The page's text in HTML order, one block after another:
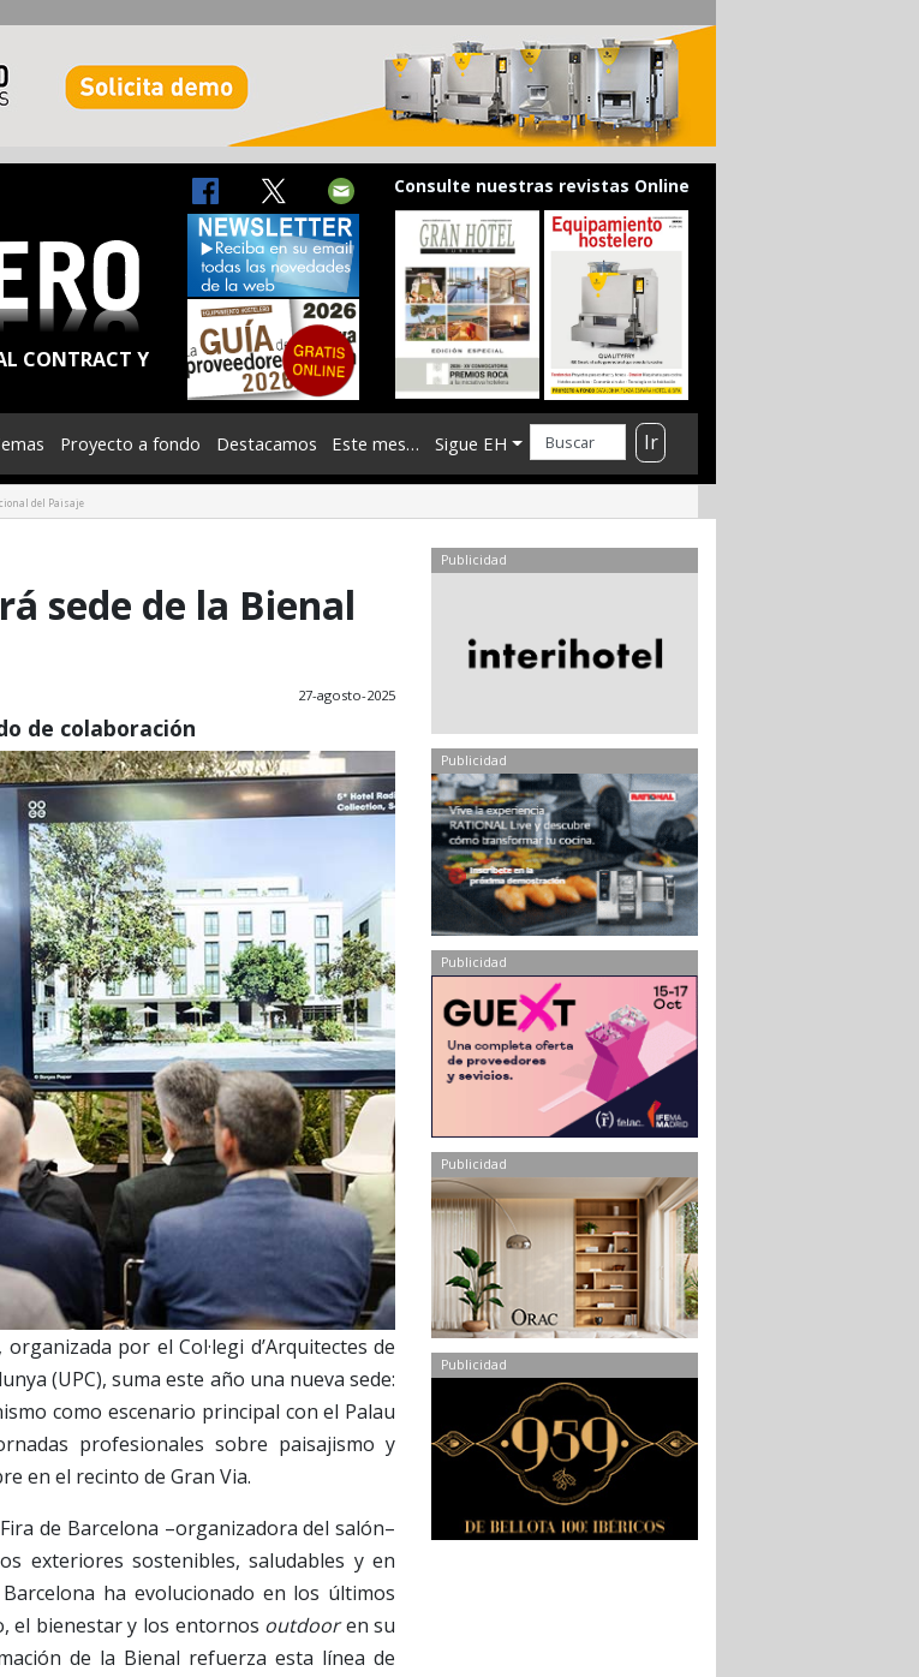
CONTRACT Y
Consulte nuestras revistas Online
Proyecto a fondo Destacamos Este mes… Sigue EH Ir
del Paisaje
sede de la Bienal
27-agosto-2025
de colaboración
, organizada por el Col·legi d’Arquitectes de
(UPC), suma este año una nueva sede:
como escenario principal con el Palau
profesionales sobre paisajismo y
en el recinto de Gran Via.
de Barcelona –organizadora del salón–
exteriores sostenibles, saludables y en
ha evolucionado en los últimos
el bienestar y los entornos outdooren su
de la Bienal refuerza esta línea de
Publicidad
Publicidad
Publicidad
Publicidad
Publicidad